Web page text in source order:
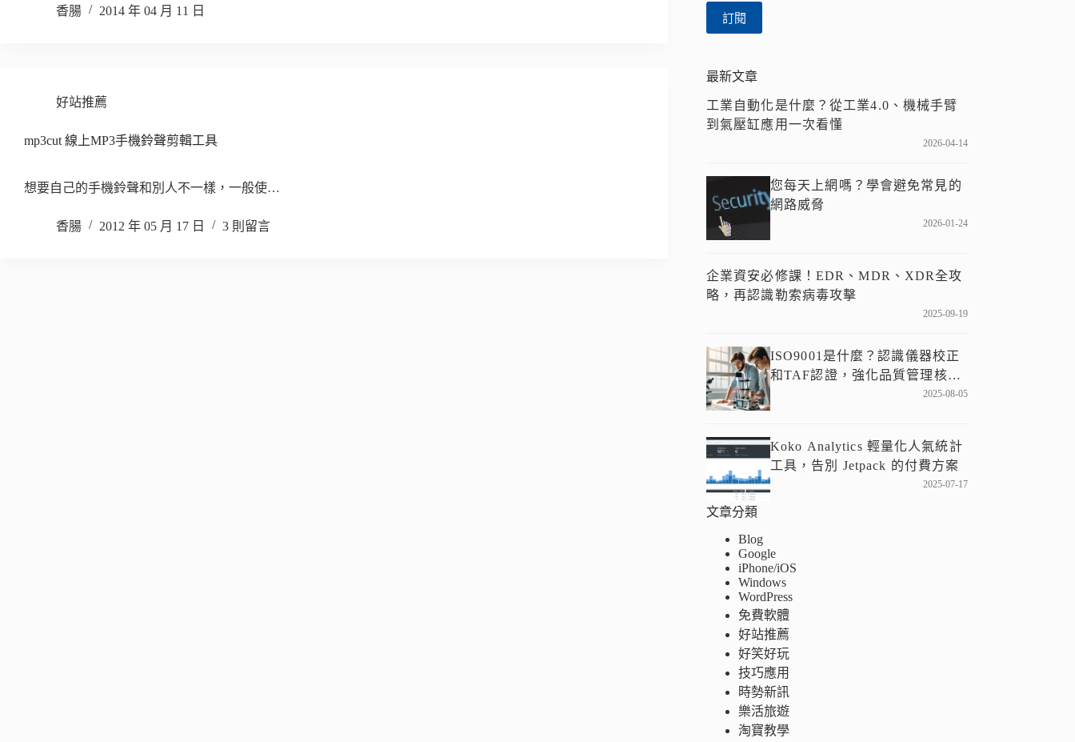
香腸 2014 年 04 月 11 日
好站推薦
mp3cut 線上MP3手機鈴聲剪輯工具
想要自己的手機鈴聲和別人不一樣，一般使…
香腸 2012 年 05 月 17 日 3 則留言
郵
訂閱
最新文章
工業自動化是什麼？從工業4.0、機械手臂
到氣壓缸應用一次看懂
2026-04-14
您每天上網嗎？學會避免常見的
網路威脅
2026-01-24
企業資安必修課！EDR、MDR、XDR全攻
略，再認識勒索病毒攻擊
2025-09-19
ISO9001是什麼？認識儀器校正
和TAF認證，強化品質管理核
2025-08-05
Koko Analytics 輕量化人氣統計
工具，告別 Jetpack 的付費方案
2025-07-17
文章分類
Blog
Google
iPhone/iOS
Windows
WordPress
免費軟體
好站推薦
好笑好玩
技巧應用
時勢新訊
樂活旅遊
淘寶教學